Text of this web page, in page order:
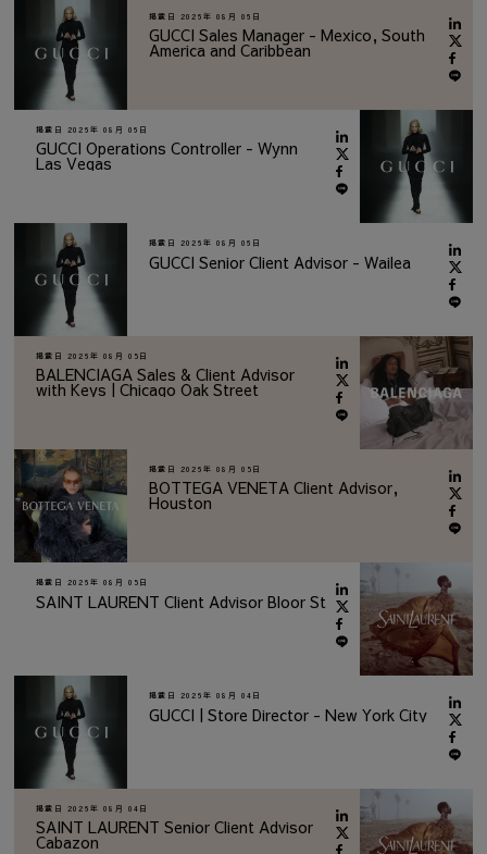
掲載日 2026年 08月 06日
GUCCI Sales Manager - Mexico, South
America and Caribbean
掲載日 2026年 08月 06日
GUCCI Operations Controller - Wynn
Las Vegas
掲載日 2026年 08月 06日
GUCCI Senior Client Advisor - Wailea
掲載日 2026年 08月 05日
BALENCIAGA Sales & Client Advisor
with Keys | Chicago Oak Street
掲載日 2026年 08月 05日
BOTTEGA VENETA Client Advisor,
Houston
掲載日 2026年 08月 05日
SAINT LAURENT Client Advisor Bloor St
掲載日 2026年 08月 04日
GUCCI | Store Director - New York City
掲載日 2026年 08月 04日
SAINT LAURENT Senior Client Advisor
Cabazon